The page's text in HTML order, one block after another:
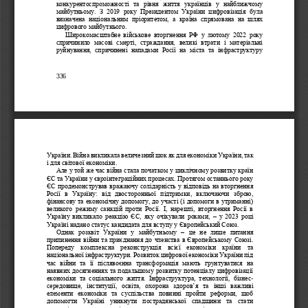
336
конкурентоспроможності  та  рівня  життя  українців  у  найближчому
майбутньому.  З  2019  року  Президентом  України  цифровізація  була
визначена  національним  пріоритетом,  а  країна  спрямована  на  шлях
цифрового майбутнього.
Широкомасштабне  військове  вторгнення  РФ  у  лютому  2022  року
спричинило  масові  смерті,  страждання,  великі  втрати  і  матеріальні
руйнування,  спричинені  нападами  Росії  на  міста  та  інфраструктуру
України. Війна викликала величезний шок як для економіки України, так
і для світової економіки.
Але у той же час війна стала початком у циклічному розвитку країн
ЄС та України у євроінтеграційних процесах. Протягом останнього року
ЄС продемонстрував вражаючу солідарність у відповідь на вторгнення
Росії  в  Україну:  від  двосторонньої  підтримки,  включаючи  зброю,
фінансову та економічну допомогу, до участі (і допомоги в утриманні)
великого  режиму  санкцій  проти  Росії.  І,  нарешті,  вторгнення  Росії  в
Україну  викликало  реакцію  ЄС,  яку  очікували  роками, – у  2023  році
Україні надано статус кандидата для вступу у Європейський Союз.
Однак  розквіт  України  у  майбутньому –
це  не  лише  питання
припинення війни та приєднання до членства в Європейському Союзі.
Попереду  комплексна  реконструкція  всієї  економіки  країни  та
національної інфраструктури. Розвиток цифрової економіки України під
час  війни  та  її  післявоєнна  трансформація  мають  грунтуватися  на
наявних досягненнях та подальшому розвитку потенціалу цифровізації
економіки  та  соціального  життя.  Інфраструктура,  технології,  бізнес-
середовище,  інституції,  освіта,  охорона  здоров’я  та  інші  важливі
елементи  економіки  та  суспільства  повинні  пройти  реформи,  щоб
допомогти  Україні  уникнути  пострадянської  спадщини  та  стати